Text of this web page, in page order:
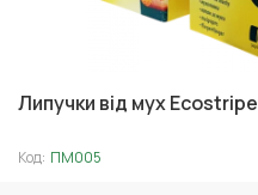
Липучки від мух Ecostripe
Код: ПМ005